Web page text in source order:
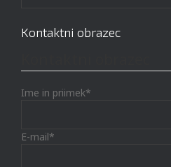
Kontaktni obrazec
Ime in priimek*
E-mail*